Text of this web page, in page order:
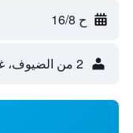
ح 16/8
2 من الضيوف، غرفة واحدة